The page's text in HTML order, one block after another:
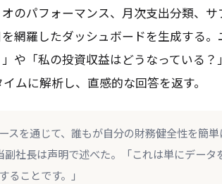
のパフォーマンス、月次支出分類、
網羅したダッシュボードを生成する
や「私の投資収益はどうなっている
ムに解析し、直感的な回答を返す。
スを通じて、誰もが自分の財務健全性を簡
社長は声明で述べた。「これは単にデータ
ことです。」